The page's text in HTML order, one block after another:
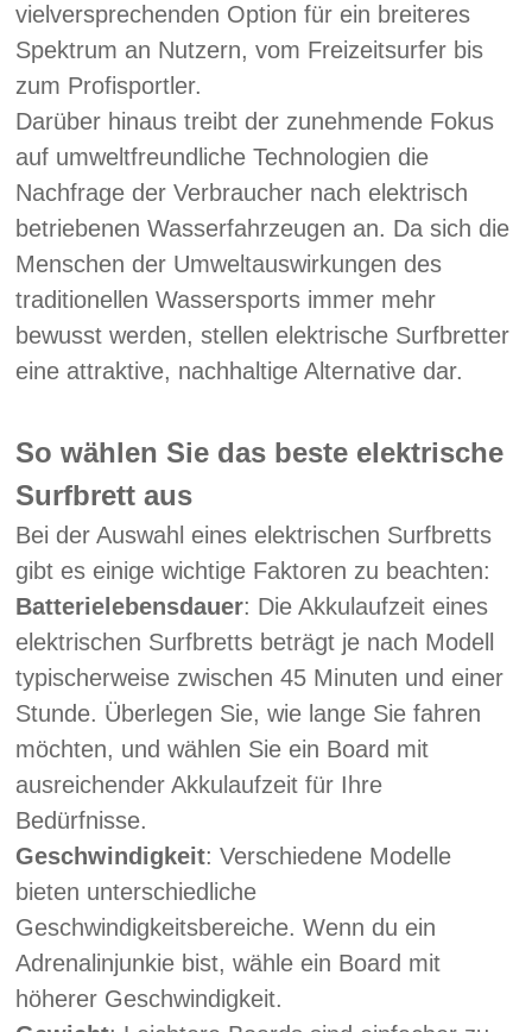
vielversprechenden Option für ein breiteres
Spektrum an Nutzern, vom Freizeitsurfer bis
zum Profisportler.
Darüber hinaus treibt der zunehmende Fokus
auf umweltfreundliche Technologien die
Nachfrage der Verbraucher nach elektrisch
betriebenen Wasserfahrzeugen an. Da sich die
Menschen der Umweltauswirkungen des
traditionellen Wassersports immer mehr
bewusst werden, stellen elektrische Surfbretter
eine attraktive, nachhaltige Alternative dar.
So wählen Sie das beste elektrische
Surfbrett aus
Bei der Auswahl eines elektrischen Surfbretts
gibt es einige wichtige Faktoren zu beachten:
Batterielebensdauer: Die Akkulaufzeit eines
elektrischen Surfbretts beträgt je nach Modell
typischerweise zwischen 45 Minuten und einer
Stunde. Überlegen Sie, wie lange Sie fahren
möchten, und wählen Sie ein Board mit
ausreichender Akkulaufzeit für Ihre
Bedürfnisse.
Geschwindigkeit: Verschiedene Modelle
bieten unterschiedliche
Geschwindigkeitsbereiche. Wenn du ein
Adrenalinjunkie bist, wähle ein Board mit
höherer Geschwindigkeit.